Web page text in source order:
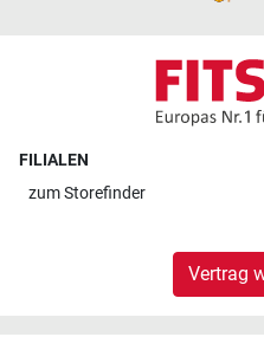
FILIALEN
zumStorefinder
Vertrag